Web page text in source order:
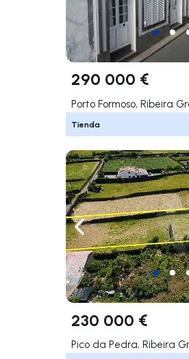
290 000 €
Porto Formoso, Ribeira
Tienda
Navega a la izquierda
230 000 €
Pico da Pedra, Ribeira